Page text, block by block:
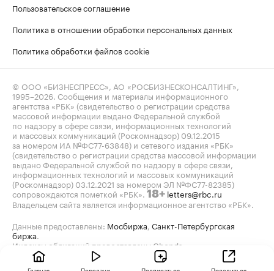
Пользовательское соглашение
Политика в отношении обработки персональных данных
Политика обработки файлов cookie
© ООО «БИЗНЕСПРЕСС», АО «РОСБИЗНЕСКОНСАЛТИНГ»,
1995–2026 . Сообщения и материалы информационного
агентства «РБК» (свидетельство о регистрации средства
массовой информации выдано Федеральной службой
по надзору в сфере связи, информационных технологий
и массовых коммуникаций (Роскомнадзор) 09.12.2015
за номером ИА №ФС77-63848) и сетевого издания «РБК»
(свидетельство о регистрации средства массовой информации
выдано Федеральной службой по надзору в сфере связи,
информационных технологий и массовых коммуникаций
(Роскомнадзор) 03.12.2021 за номером ЭЛ №ФС77-82385)
сопровождаются пометкой «РБК». 18+ letters@rbc.ru
Владельцем сайта является информационное агентство «РБК».
Данные предоставлены: Мосбиржа Санкт-Петербургская
биржа
Индексы облигаций предоставлены Cbonds.